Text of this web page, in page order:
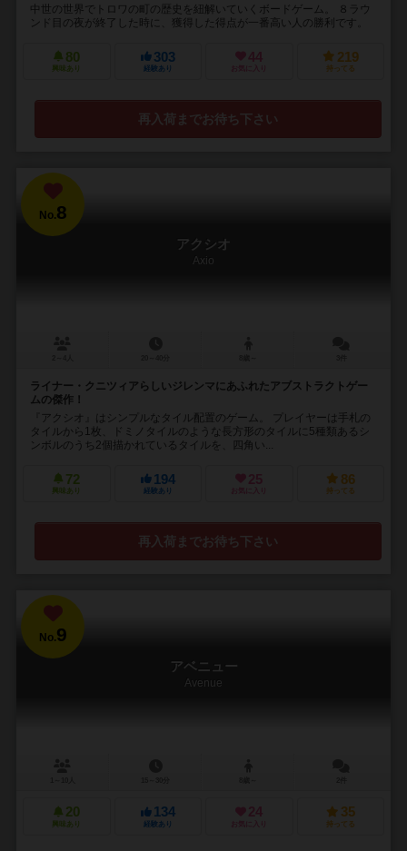
中世の世界でトロワの町の歴史を紐解いていくボードゲーム。 ８ラウ
ンド目の夜が終了した時に、獲得した得点が一番高い人の勝利です。
80
興味あり
303
経験あり
44
お気に入り
219
持ってる
再入荷までお待ち下さい
No.8
アクシオ
Axio
ライナー・クニツィアらしいジレンマにあふれたアブストラクトゲー
ムの傑作！
『アクシオ』はシンプルなタイル配置のゲーム。 プレイヤーは手札の
タイルから1枚、ドミノタイルのような長方形のタイルに5種類あるシ
ンボルのうち2個描かれているタイルを、四角い...
72
興味あり
194
経験あり
25
お気に入り
86
持ってる
再入荷までお待ち下さい
No.9
アベニュー
Avenue
20
興味あり
134
経験あり
24
お気に入り
35
持ってる